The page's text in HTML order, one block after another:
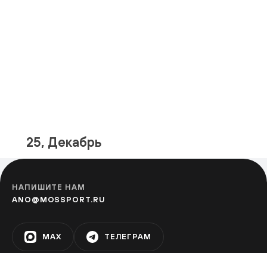
25, Декабрь
НАПИШИТЕ НАМ
ANO@MOSSPORT.RU
MAX ТЕЛЕГРАМ